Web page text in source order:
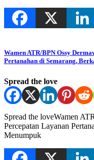
Wamen ATR/BPN Ossy
Pertanahan di Semarang,
Spread the love
Spread the loveWamen
Percepatan Layanan
Menumpuk